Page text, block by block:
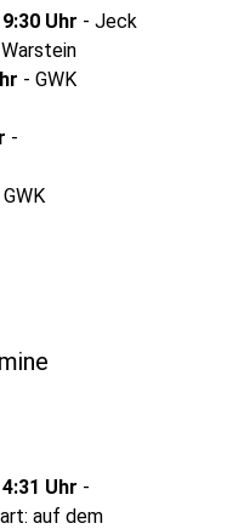
Uhr - Jeck
- GWK
-
Uhr -
auf dem